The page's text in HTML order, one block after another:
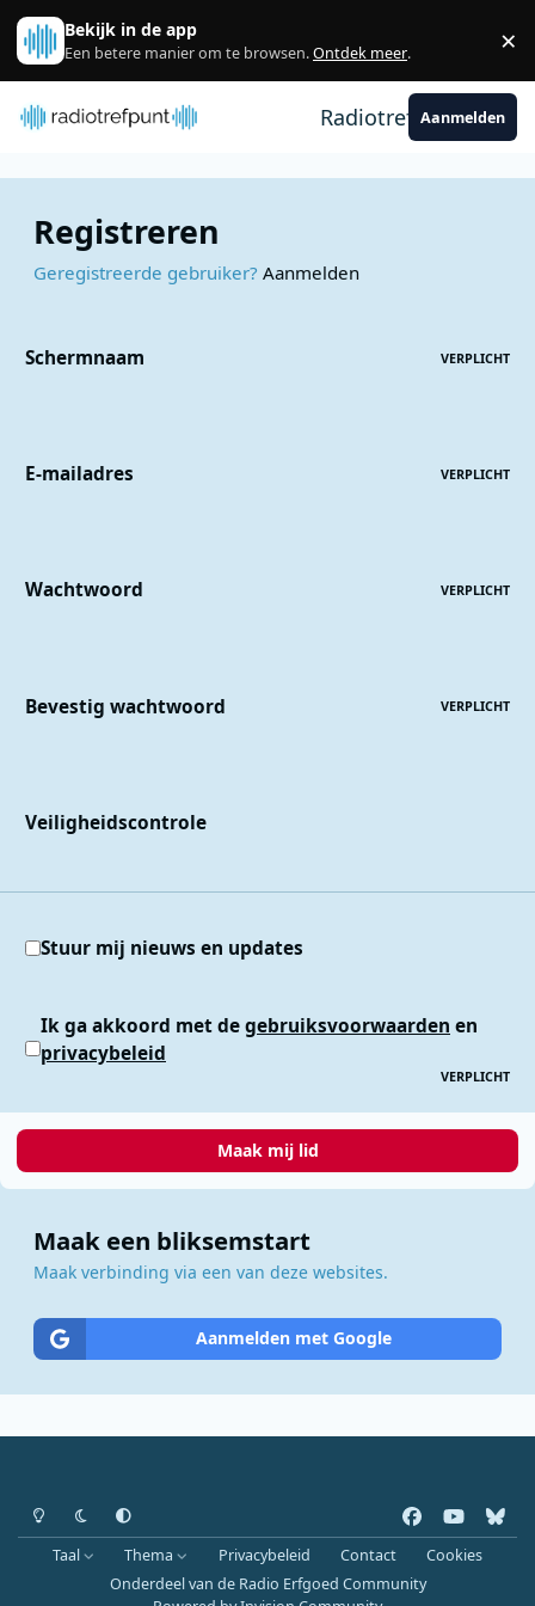
Spring naar bijdragen
Bekijk in de app
Een betere manier om te browsen.Ontdek meer. ×
RadiotrefpuntAanmelden
Registreren
Geregistreerde gebruiker? Aanmelden
Schermnaam VERPLICHT
E-mailadres VERPLICHT
Wachtwoord VERPLICHT
Bevestig wachtwoord VERPLICHT
Veiligheidscontrole
Stuur mij nieuws en updates
Ik ga akkoord met degebruiksvoorwaarden en
privacybeleid
VERPLICHT
Maak mij lid
Maak een bliksemstart
Maak verbinding via een van deze websites.
Aanmelden met Google
Heldere modus
Donkere modus
Systeemvoorkeur
a
c
e
o
u
b
l
u
Taal Thema Privacybeleid Contact
Cookies
Onderdeel van de Radio Erfgoed Community